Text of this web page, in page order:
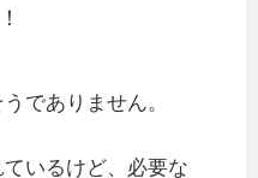
でありません。
いるけど、必要な